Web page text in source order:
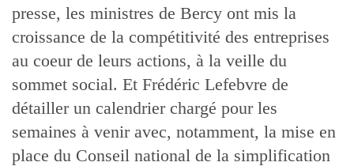
presse, les ministres de Bercy ont mis la
croissance de la compétitivité des entreprises
au coeur de leurs actions, à la veille du
sommet social. Et Frédéric Lefebvre de
détailler un calendrier chargé pour les
semaines à venir avec, notamment, la mise en
place du Conseil national de la simplification